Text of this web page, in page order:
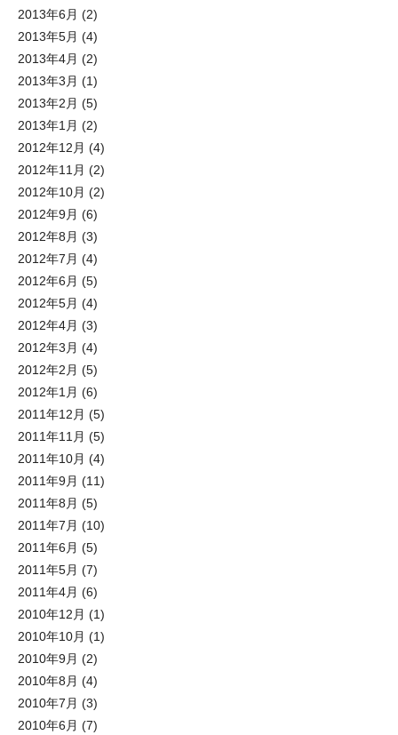
2013年6月 (2)
2013年5月 (4)
2013年4月 (2)
2013年3月 (1)
2013年2月 (5)
2013年1月 (2)
2012年12月 (4)
2012年11月 (2)
2012年10月 (2)
2012年9月 (6)
2012年8月 (3)
2012年7月 (4)
2012年6月 (5)
2012年5月 (4)
2012年4月 (3)
2012年3月 (4)
2012年2月 (5)
2012年1月 (6)
2011年12月 (5)
2011年11月 (5)
2011年10月 (4)
2011年9月 (11)
2011年8月 (5)
2011年7月 (10)
2011年6月 (5)
2011年5月 (7)
2011年4月 (6)
2010年12月 (1)
2010年10月 (1)
2010年9月 (2)
2010年8月 (4)
2010年7月 (3)
2010年6月 (7)